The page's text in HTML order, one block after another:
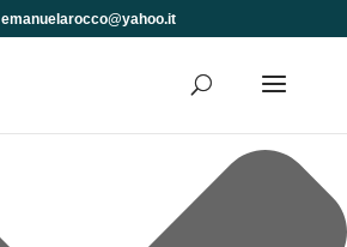
emanuelarocco@yahoo.it